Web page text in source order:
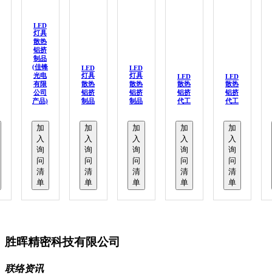
LED
灯具
散热
铝挤
制品
(佳锋
光电
有限
公司
产品)
加
入
询
问
清
单
LED
灯具
散热
铝挤
制品
加
入
询
问
清
单
LED
灯具
散热
铝挤
制品
加
入
询
问
清
单
LED
散热
铝挤
代工
加
入
询
问
清
单
LED
散热
铝挤
代工
加
入
询
问
清
单
胜晖精密科技有限公司
联络资讯